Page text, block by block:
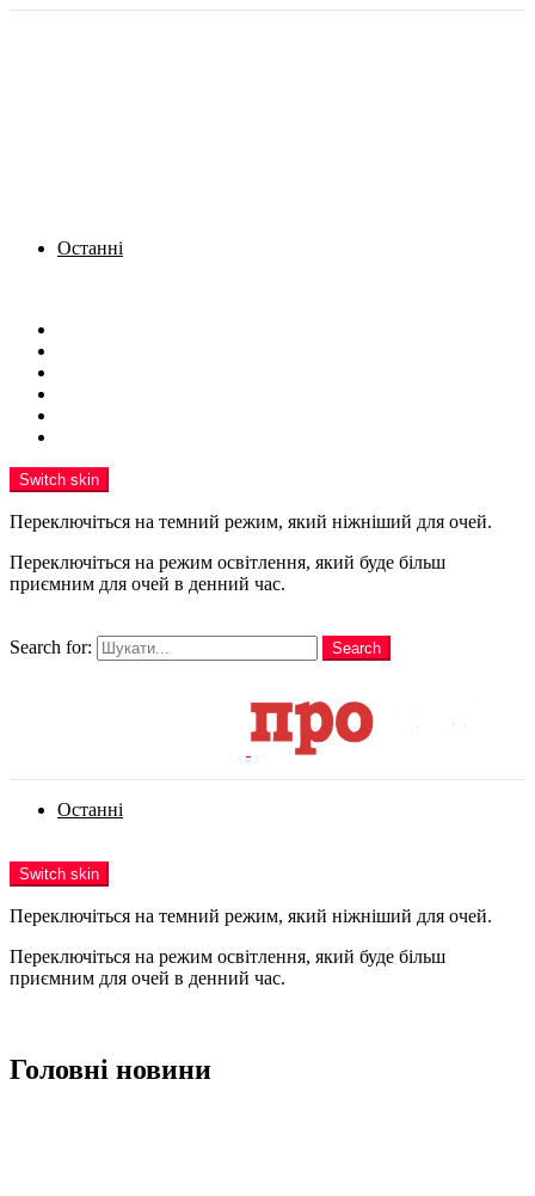
Останні
Switch skin
Переключіться на темний режим, який ніжніший для очей.
Переключіться на режим освітлення, який буде більш
приємним для очей в денний час.
Search for:
Search
Останні
Switch skin
Переключіться на темний режим, який ніжніший для очей.
Переключіться на режим освітлення, який буде більш
приємним для очей в денний час.
Головні новини